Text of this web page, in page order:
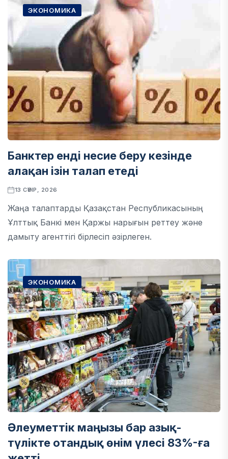
ЭКОНОМИКА
Банктер енді несие беру кезінде
алақан ізін талап етеді
13 СӘУІР, 2026
Жаңа талаптарды Қазақстан Республикасының
Ұлттық Банкі мен Қаржы нарығын реттеу және
дамыту агенттігі бірлесіп әзірлеген.
ЭКОНОМИКА
Әлеуметтік маңызы бар азық-
түлікте отандық өнім үлесі 83%-ға